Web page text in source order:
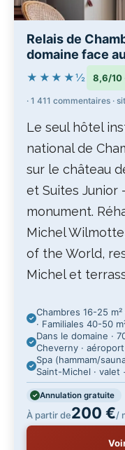
Relais de
domaine face
★★★★½ 8,6/10
· 1 411 commentaires ·
Le seul hôtel
national de
sur le château
et Suites Junior
monument.
Michel
of the World,
Michel et
Chambres 16-25
· Familiales 40-50
Dans le domaine ·
Cheverny ·
Spa (hammam/
Saint-Michel · valet
Annulation gratuite
À partir de200 €/